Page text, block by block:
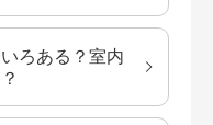
ろある？室内